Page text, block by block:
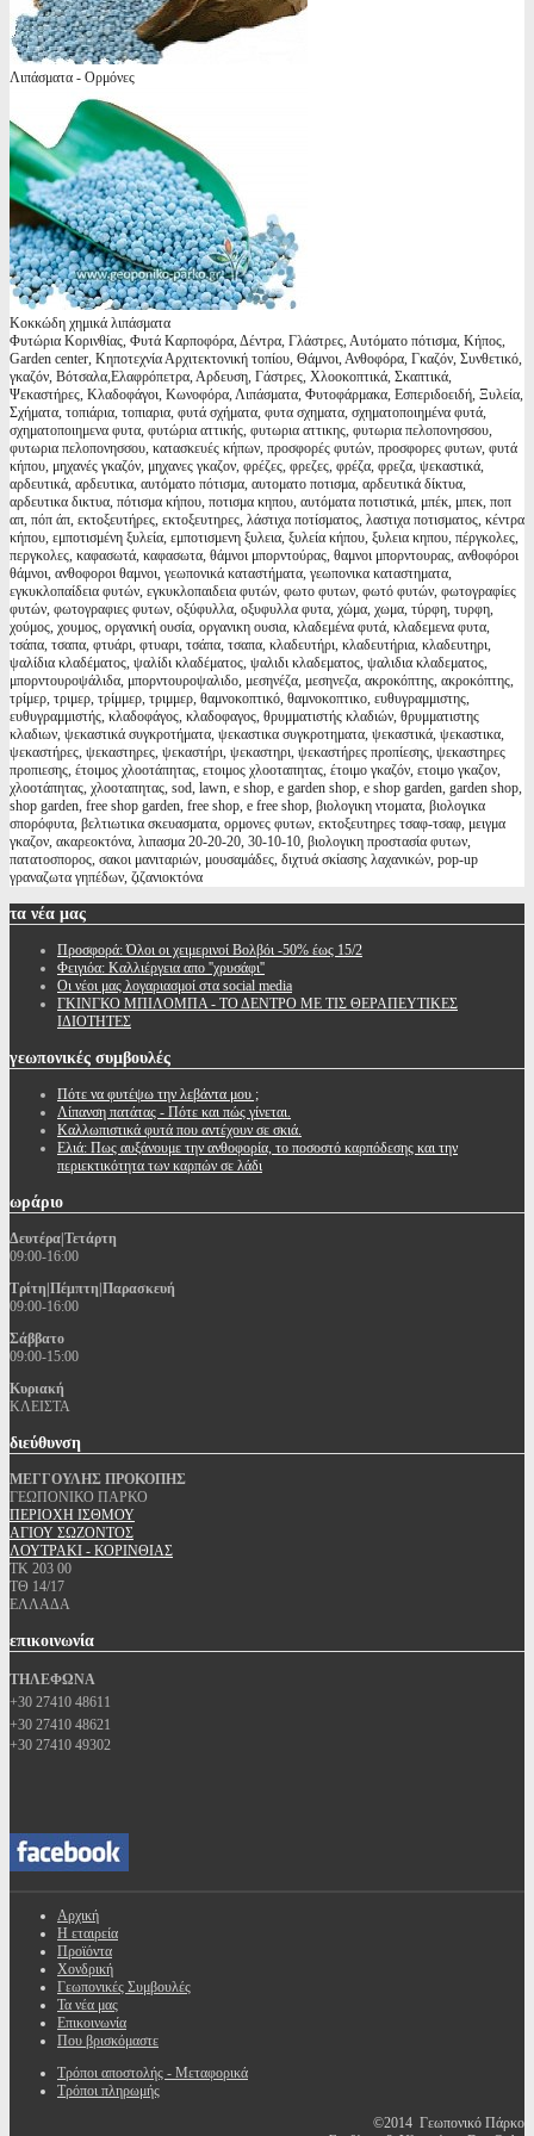
Λιπάσματα - Ορμόνες
Κοκκώδη χημικά λιπάσματα
Φυτώρια Κορινθίας, Φυτά Καρποφόρα, Δέντρα, Γλάστρες, Αυτόματο πότισμα, Κήπος,
Garden center, Κηποτεχνία Αρχιτεκτονική τοπίου, Θάμνοι, Ανθοφόρα, Γκαζόν, Συνθετικό,
γκαζόν, Βότσαλα,Ελαφρόπετρα, Αρδευση, Γάστρες, Χλοοκοπτικά, Σκαπτικά,
Ψεκαστήρες, Κλαδοφάγοι, Κωνοφόρα, Λιπάσματα, Φυτοφάρμακα, Εσπεριδοειδή, Ξυλεία,
Σχήματα, τοπιάρια, τοπιαρια, φυτά σχήματα, φυτα σχηματα, σχηματοποιημένα φυτά,
σχηματοποιημενα φυτα, φυτώρια αττικής, φυτωρια αττικης, φυτωρια πελοπονησσου,
φυτωρια πελοπονησσου, κατασκευές κήπων, προσφορές φυτών, προσφορες φυτων, φυτά
κήπου, μηχανές γκαζόν, μηχανες γκαζον, φρέζες, φρεζες, φρέζα, φρεζα, ψεκαστικά,
αρδευτικά, αρδευτικα, αυτόματο πότισμα, αυτοματο ποτισμα, αρδευτικά δίκτυα,
αρδευτικα δικτυα, πότισμα κήπου, ποτισμα κηπου, αυτόματα ποτιστικά, μπέκ, μπεκ, ποπ
απ, πόπ άπ, εκτοξευτήρες, εκτοξευτηρες, λάστιχα ποτίσματος, λαστιχα ποτισματος, κέντρα
κήπου, εμποτισμένη ξυλεία, εμποτισμενη ξυλεια, ξυλεία κήπου, ξυλεια κηπου, πέργκολες,
περγκολες, καφασωτά, καφασωτα, θάμνοι μπορντούρας, θαμνοι μπορντουρας, ανθοφόροι
θάμνοι, ανθοφοροι θαμνοι, γεωπονικά καταστήματα, γεωπονικα καταστηματα,
εγκυκλοπαίδεια φυτών, εγκυκλοπαιδεια φυτών, φωτο φυτων, φωτό φυτών, φωτογραφίες
φυτών, φωτογραφιες φυτων, οξύφυλλα, οξυφυλλα φυτα, χώμα, χωμα, τύρφη, τυρφη,
χούμος, χουμος, οργανική ουσία, οργανικη ουσια, κλαδεμένα φυτά, κλαδεμενα φυτα,
τσάπα, τσαπα, φτυάρι, φτυαρι, τσάπα, τσαπα, κλαδευτήρι, κλαδευτήρια, κλαδευτηρι,
ψαλίδια κλαδέματος, ψαλίδι κλαδέματος, ψαλιδι κλαδεματος, ψαλιδια κλαδεματος,
μπορντουροψάλιδα, μπορντουροψαλιδο, μεσηνέζα, μεσηνεζα, ακροκόπτης, ακροκόπτης,
τρίμερ, τριμερ, τρίμμερ, τριμμερ, θαμνοκοπτικό, θαμνοκοπτικο, ευθυγραμμιστης,
ευθυγραμμιστής, κλαδοφάγος, κλαδοφαγος, θρυμματιστής κλαδιών, θρυμματιστης
κλαδιων, ψεκαστικά συγκροτήματα, ψεκαστικα συγκροτηματα, ψεκαστικά, ψεκαστικα,
ψεκαστήρες, ψεκαστηρες, ψεκαστήρι, ψεκαστηρι, ψεκαστήρες προπίεσης, ψεκαστηρες
προπιεσης, έτοιμος χλοοτάπητας, ετοιμος χλοοταπητας, έτοιμο γκαζόν, ετοιμο γκαζον,
χλοοτάπητας, χλοοταπητας, sod, lawn, e shop, e garden shop, e shop garden, garden shop,
shop garden, free shop garden, free shop, e free shop, βιολογικη ντοματα, βιολογικα
σπορόφυτα, βελτιωτικα σκευασματα, ορμονες φυτων, εκτοξευτηρες τσαφ-τσαφ, μειγμα
γκαζον, ακαρεοκτόνα, λιπασμα 20-20-20, 30-10-10, βιολογικη προστασία φυτων,
πατατοσπορος, σακοι μανιταριών, μουσαμάδες, διχτυά σκίασης λαχανικών, pop-up
γραναζωτα γηπέδων, ζιζανιοκτόνα
τα νέα μας
Προσφορά: Όλοι οι χειμερινοί Βολβόι -50% έως 15/2
Φειγιόα: Καλλιέργεια απο ''χρυσάφι''
Oι νέοι μας λογαριασμοί στα social media
ΓΚΙΝΓΚΟ ΜΠΙΛΟΜΠΑ - ΤΟ ΔΕΝΤΡΟ ΜΕ ΤΙΣ ΘΕΡΑΠΕΥΤΙΚΕΣ
ΙΔΙΟΤΗΤΕΣ
γεωπονικές συμβουλές
Πότε να φυτέψω την λεβάντα μου ;
Λίπανση πατάτας - Πότε και πώς γίνεται.
Καλλωπιστικά φυτά που αντέχουν σε σκιά.
Ελιά: Πως αυξάνουμε την ανθοφορία, το ποσοστό καρπόδεσης και την
περιεκτικότητα των καρπών σε λάδι
ωράριο
Δευτέρα|Τετάρτη
09:00-16:00
Τρίτη|Πέμπτη|Παρασκευή
09:00-16:00
Σάββατο
09:00-15:00
Κυριακή
ΚΛΕΙΣΤΑ
διεύθυνση
ΜΕΓΓΟΥΛΗΣ ΠΡΟΚΟΠΗΣ
ΓΕΩΠΟΝΙΚΟ ΠΑΡΚΟ
ΠΕΡΙΟΧΗ ΙΣΘΜΟΥ
ΑΓΙΟΥ ΣΩΖΟΝΤΟΣ
ΛΟΥΤΡΑΚΙ - ΚΟΡΙΝΘΙΑΣ
ΤΚ 203 00
ΤΘ 14/17
ΕΛΛΑΔΑ
επικοινωνία
ΤΗΛΕΦΩΝΑ
+30 27410 48611
+30 27410 48621
+30 27410 49302
Αρχική
Η εταιρεία
Προϊόντα
Χονδρική
Γεωπονικές Συμβουλές
Τα νέα μας
Επικοινωνία
Που βρισκόμαστε
Τρόποι αποστολής - Μεταφορικά
Τρόποι πληρωμής
©2014 Γεωπονικό Πάρκο